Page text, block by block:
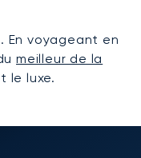
En voyageant en
meilleur de la
le luxe.